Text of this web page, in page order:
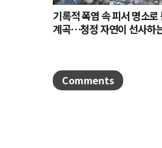
기록적 폭염 속 피서 명소로
계곡…청정 자연이 선사하
Comments